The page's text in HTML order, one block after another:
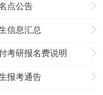
点公告
信息汇总
考研报名费说明
报考通告